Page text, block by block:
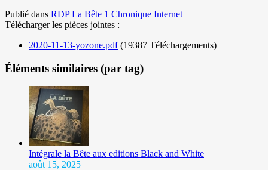
Publié dans RDP La Bête 1 Chronique Internet
Télécharger les pièces jointes :
2020-11-13-yozone.pdf (19387 Téléchargements)
Éléments similaires (par tag)
Intégrale la Bête aux editions Black and White
août 15, 2025